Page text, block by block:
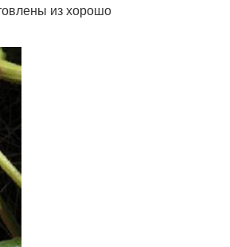
из хорошо